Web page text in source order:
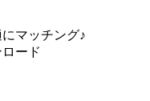
マッチング♪
ード